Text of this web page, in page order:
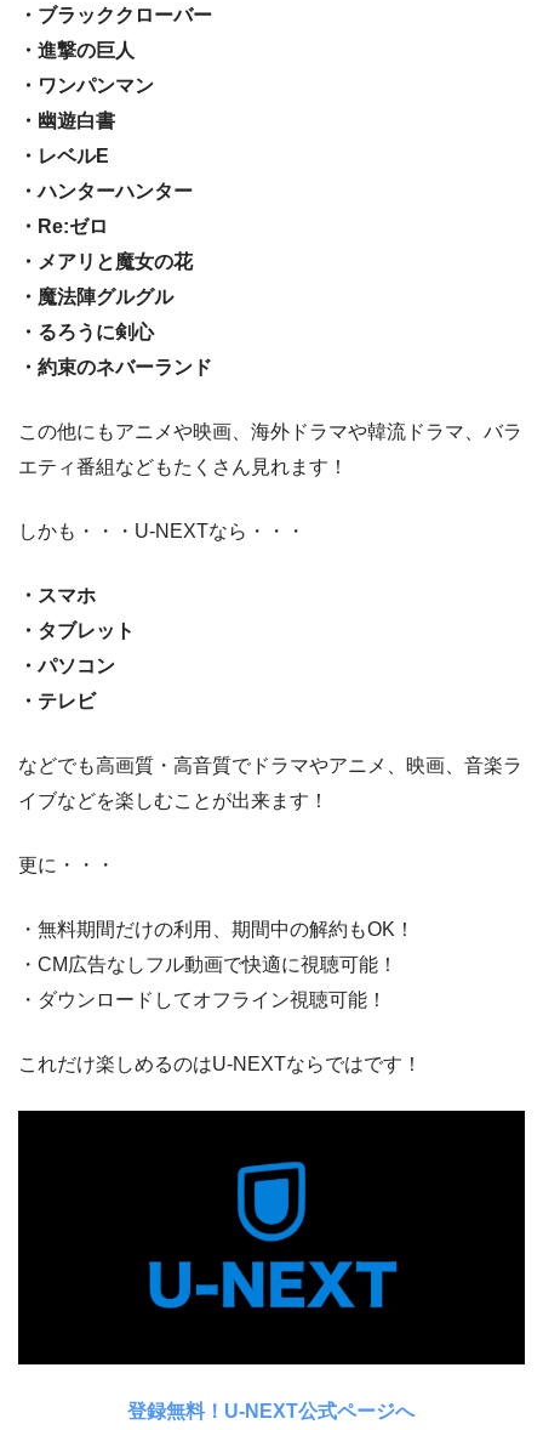
・ブラッククローバー
・進撃の巨人
・ワンパンマン
・幽遊白書
・レベルE
・ハンターハンター
・Re:ゼロ
・メアリと魔女の花
・魔法陣グルグル
・るろうに剣心
・約束のネバーランド
この他にもアニメや映画、海外ドラマや韓流ドラマ、バラ
エティ番組などもたくさん見れます！
しかも・・・U-NEXTなら・・・
・スマホ
・タブレット
・パソコン
・テレビ
などでも高画質・高音質でドラマやアニメ、映画、音楽ラ
イブなどを楽しむことが出来ます！
更に・・・
・無料期間だけの利用、期間中の解約もOK！
・CM広告なしフル動画で快適に視聴可能！
・ダウンロードしてオフライン視聴可能！
これだけ楽しめるのはU-NEXTならではです！
登録無料！U-NEXT公式ページへ